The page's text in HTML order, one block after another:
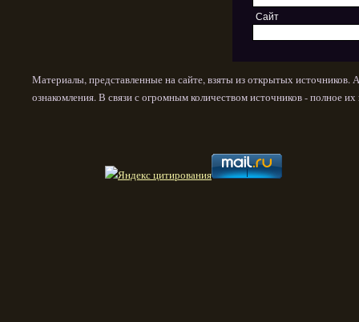
Сайт
Материалы, представленные на сайте, взяты из открытых
ознакомления. В связи с огромным количеством источников - полное